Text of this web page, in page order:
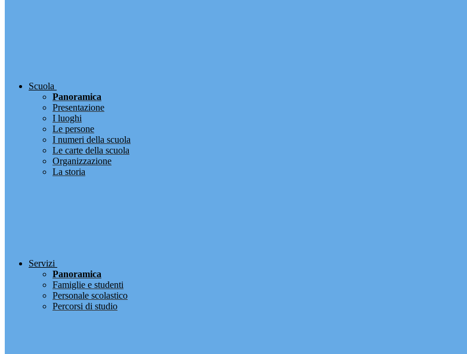
Scuola
Panoramica
Presentazione
I luoghi
Le persone
I numeri della scuola
Le carte della scuola
Organizzazione
La storia
Servizi
Panoramica
Famiglie e studenti
Personale scolastico
Percorsi di studio